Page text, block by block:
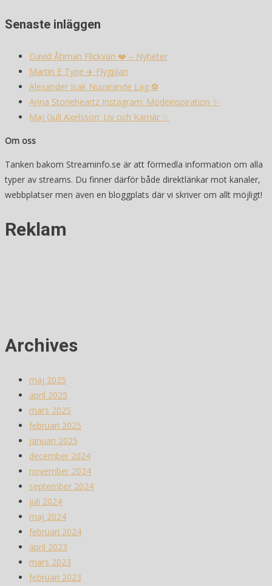
Senaste inläggen
David Åhman Flickvän ❤️ – Nyheter
Martin E Type ✈️ Flygplan
Alexander Isak Nuvarande Lag ⚽️
Anna Stoneheartz Instagram: Modeinspiration ✨
Maj Gull Axelsson: Liv och Karriär ✨
Om oss
Tanken bakom Streaminfo.se är att förmedla information om alla
typer av streams. Du finner därför både direktlänkar mot kanaler,
webbplatser men även en bloggplats där vi skriver om allt möjligt!
Reklam
Archives
maj 2025
april 2025
mars 2025
februari 2025
januari 2025
december 2024
november 2024
september 2024
juli 2024
maj 2024
februari 2024
april 2023
mars 2023
februari 2023